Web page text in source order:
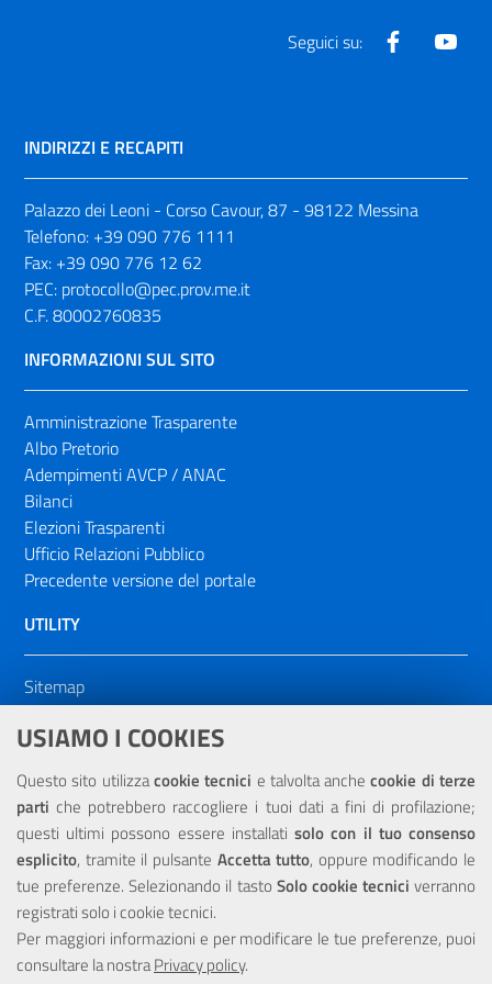
USIAMO I COOKIES
Questo sito utilizzacookie tecnici e talvolta anchecookie di terze
parti che potrebbero raccogliere i tuoi dati a fini di profilazione;
questi ultimi possono essere installatisolo con il tuo consenso
esplicito, tramite il pulsante Accetta tutto, oppure modificando le
tue preferenze. Selezionando il tasto Solo cookie tecnici verranno
registrati solo i cookie tecnici.
Per maggiori informazioni e per modificare le tue preferenze, puoi
consultare la nostraPrivacy policy.
Seguici su: Facebook
INDIRIZZI E RECAPITI
Palazzo dei Leoni - Corso Cavour, 87 - 98122 Messina
Telefono: +39 090 776 1111
Fax: +39 090 776 12 62
PEC: protocollo@pec.prov.me.it
C.F. 80002760835
INFORMAZIONI SUL SITO
Amministrazione Trasparente
Albo Pretorio
Adempimenti AVCP / ANAC
Bilanci
Elezioni Trasparenti
Ufficio Relazioni Pubblico
Precedente versione del portale
UTILITY
Sitemap
Dichiarazione di accessibilità
NOTE LEGALI
Privacy
Portale realizzato con la partecipazione finanziaria dell'Unione
Europea tramite i fondi del POR Sicilia 2000/2006 Misura 6.05 -